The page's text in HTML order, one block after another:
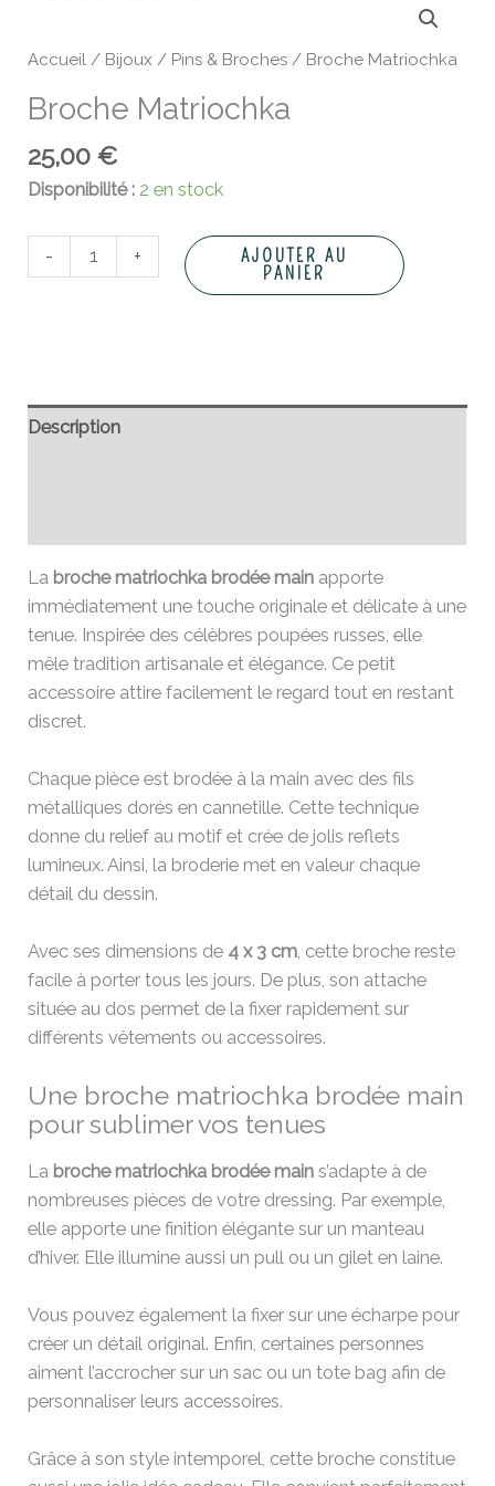
Accueil / Bijoux / Pins & Broches / Broche Matriochka
Broche Matriochka
25,00€
Disponibilité : 2 en stock
-
Broche
+
AJOUTER AU
PANIER
Description
La broche matriochka brodée main apporte
immédiatement une touche originale et délicate à une
tenue. Inspirée des célèbres poupées russes, elle
mêle tradition artisanale et élégance. Ce petit
accessoire attire facilement le regard tout en restant
discret.
Chaque pièce est brodée à la main avec des fils
métalliques dorés en cannetille. Cette technique
donne du relief au motif et crée de jolis reflets
lumineux. Ainsi, la broderie met en valeur chaque
détail du dessin.
Avec ses dimensions de 4 x 3 cm, cette broche reste
facile à porter tous les jours. De plus, son attache
située au dos permet de la fixer rapidement sur
différents vêtements ou accessoires.
Une broche matriochka brodée main
pour sublimer vos tenues
La broche matriochka brodée main s’adapte à de
nombreuses pièces de votre dressing. Par exemple,
elle apporte une finition élégante sur un manteau
d’hiver. Elle illumine aussi un pull ou un gilet en laine.
Vous pouvez également la fixer sur une écharpe pour
créer un détail original. Enfin, certaines personnes
aiment l’accrocher sur un sac ou un tote bag afin de
personnaliser leurs accessoires.
Grâce à son style intemporel, cette broche constitue